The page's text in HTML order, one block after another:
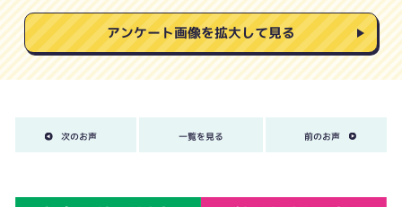
アンケート画像を拡大して見る
次のお声 一覧を見る 前のお声